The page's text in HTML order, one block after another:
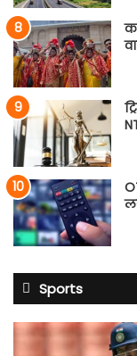
Sports
साई